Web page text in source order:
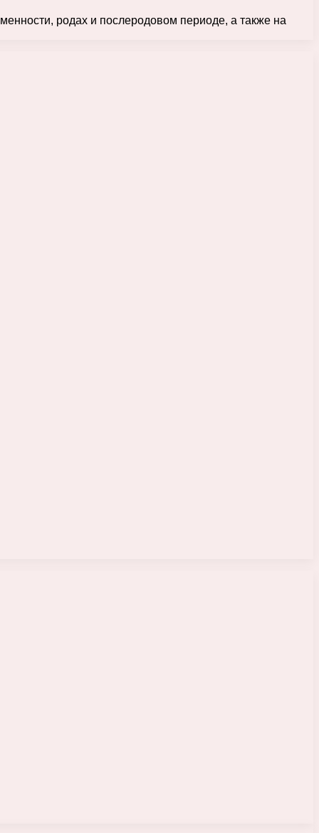
родах и послеродовом периоде, а также на